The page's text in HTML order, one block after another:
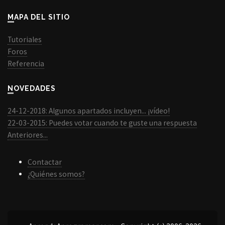
MAPA DEL SITIO
Tutoriales
Foros
Referencia
NOVEDADES
24-12-2018: Algunos apartados incluyen... ¡vídeo!
22-03-2015: Puedes votar cuando te guste una respuesta
Anteriores...
Contactar
¿Quiénes somos?